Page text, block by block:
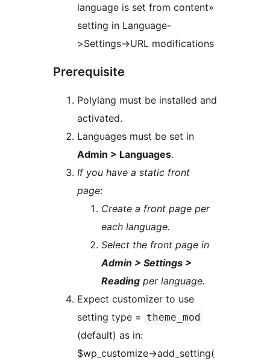
language is set from content»
setting in Language-
>Settings->URL modifications
Prerequisite
Polylang must be installed and
activated.
Languages must be set in
Admin > Languages.
If you have a static front
page:
Create a front page per
each language.
Select the front page in
Admin > Settings >
Reading per language.
Expect customizer to use
setting type = theme_mod
(default) as in:
$wp_customize->add_setting(